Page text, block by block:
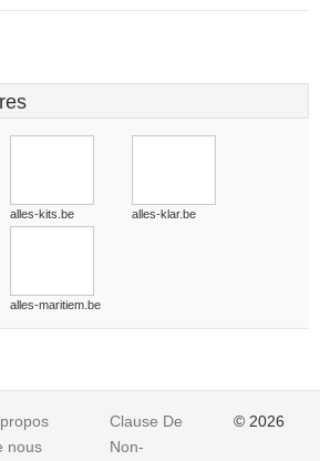
alles-kits.be alles-klar.be
alles-maritiem.be
nous
Clause De
Non-
© 2026